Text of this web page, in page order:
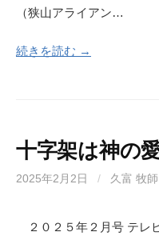
（狭山アライアン…
続きを読む →
十字架は神の
2025年2月2日 / 久富 牧師
２０２５年２月号 テレ